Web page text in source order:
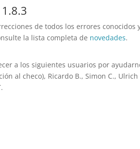
de todos los errores
la lista completa de novedades.
a los siguientes usuarios por
al checo), Ricardo B., Simon C.,